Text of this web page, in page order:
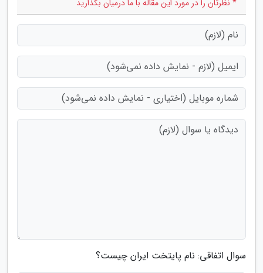
* نظرتان را در مورد این مقاله با ما درمیان بگذارید
سوال اتفاقی: نام پایتخت ایران چیست؟